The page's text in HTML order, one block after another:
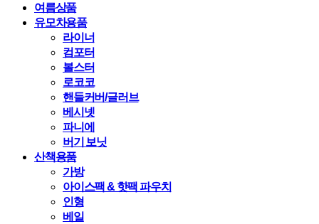
여름상품
유모차용품
라이너
컴포터
볼스터
로코코
핸들커버/글러브
베시넷
파니에
버기 보닛
산책용품
가방
아이스팩 & 핫팩 파우치
인형
베일